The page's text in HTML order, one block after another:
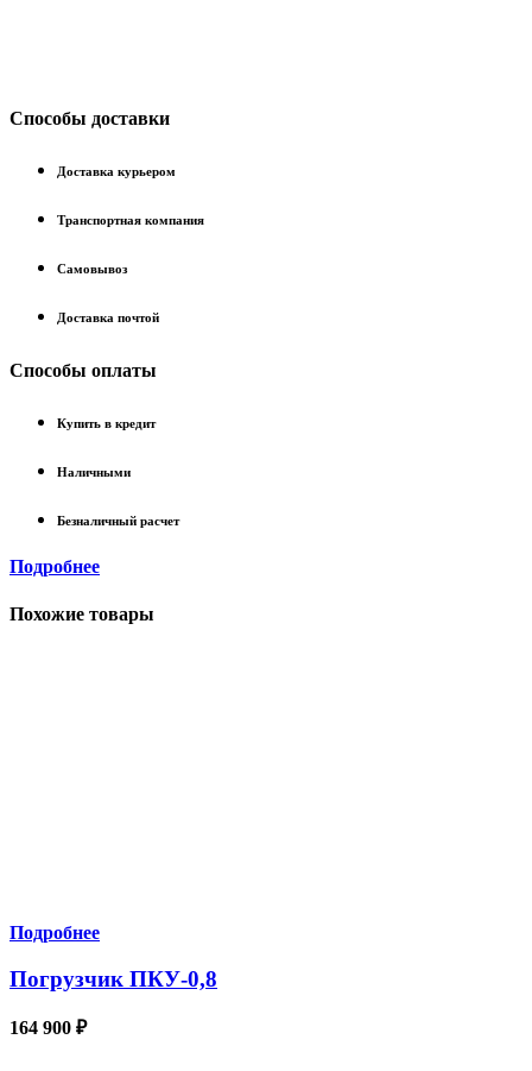
Способы доставки
Доставка курьером
Транспортная компания
Самовывоз
Доставка почтой
Способы оплаты
Купить в кредит
Наличными
Безналичный расчет
Подробнее
Похожие товары
Подробнее
Погрузчик ПКУ-0,8
164 900 ₽